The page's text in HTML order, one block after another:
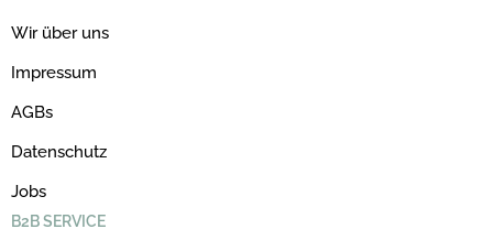
Wir über uns
Impressum
AGBs
Datenschutz
Jobs
B2B SERVICE